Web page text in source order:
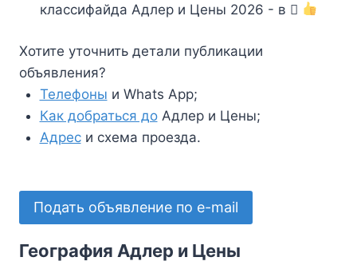
классифайда Адлер и Цены 2026 - в
Хотите уточнить детали публикации
объявления?
Телефоны и Whats App;
Как добраться доАдлер и Цены;
Адреси схема проезда.
Подать объявление по e-mail
География Адлер и Цены